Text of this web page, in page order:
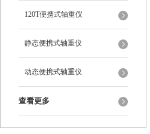
120T便携式轴重仪
静态便携式轴重仪
动态便携式轴重仪
查看更多